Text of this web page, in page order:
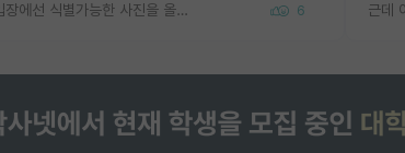
정보보안 연구하는 입장에선 식별가능한 사진을 올리는건 비추이긴함 6 근데